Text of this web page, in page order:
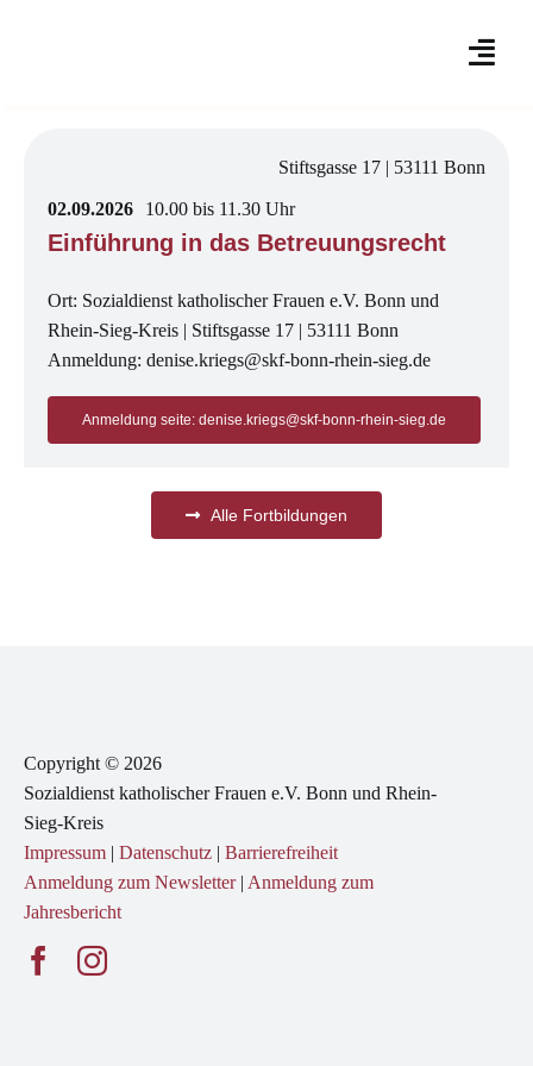
Stiftsgasse 17 | 53111 Bonn
02.09.2026 10.00 bis 11.30 Uhr
Einführung in das Betreuungsrecht
Ort: Sozialdienst katholischer Frauen e.V. Bonn und
Rhein-Sieg-Kreis | Stiftsgasse 17 | 53111 Bonn
Anmeldung: denise.kriegs@skf-bonn-rhein-sieg.de
Anmeldung seite: denise.kriegs@skf-bonn-rhein-sieg.de
Alle Fortbildungen
Copyright © 2026
Sozialdienst katholischer Frauen e.V. Bonn und Rhein-
Sieg-Kreis
Impressum| Datenschutz| Barrierefreiheit
Anmeldung zum Newsletter| Anmeldung zum
Jahresbericht